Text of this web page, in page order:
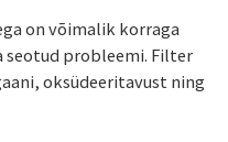
on võimalik korraga
seotud probleemi. Filter
oksüdeeritavust ning